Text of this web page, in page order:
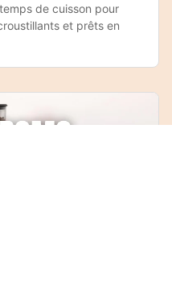
de cuisson pour
et prêts en